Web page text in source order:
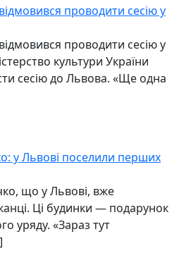
проводити сесію у
проводити сесію у
культури України
сесію до Львова. «Ще одна
у Львові поселили перших
що у Львові, вже
Ці будинки — подарунок
уряду. «Зараз тут